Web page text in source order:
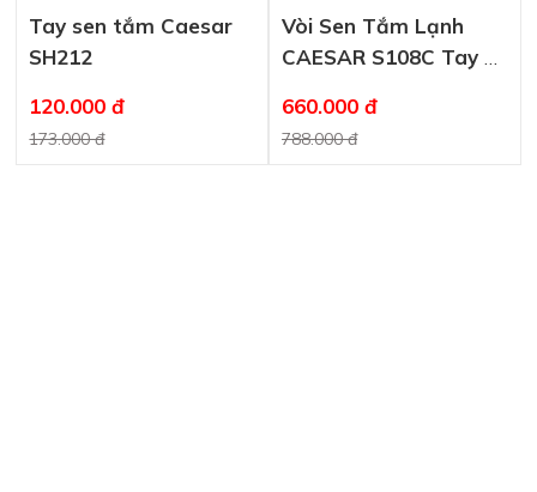
Tay sen tắm Caesar
SH212
120.000 đ
173.000 đ
Vòi Sen Tắm Lạnh
CAESAR S108C Tay 1
660.000 đ
788.000 đ